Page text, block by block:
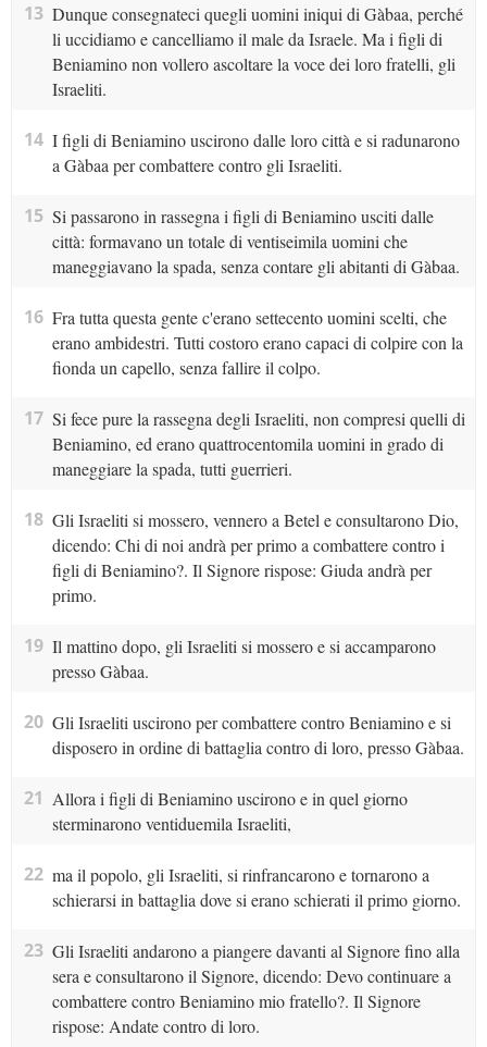
13 Dunque consegnateci quegli uomini iniqui di Gàbaa, perché
li uccidiamo e cancelliamo il male da Israele. Ma i figli di
Beniamino non vollero ascoltare la voce dei loro fratelli, gli
Israeliti.
14 I figli di Beniamino uscirono dalle loro città e si radunarono
a Gàbaa per combattere contro gli Israeliti.
15 Si passarono in rassegna i figli di Beniamino usciti dalle
città: formavano un totale di ventiseimila uomini che
maneggiavano la spada, senza contare gli abitanti di Gàbaa.
16 Fra tutta questa gente c'erano settecento uomini scelti, che
erano ambidestri. Tutti costoro erano capaci di colpire con la
fionda un capello, senza fallire il colpo.
17 Si fece pure la rassegna degli Israeliti, non compresi quelli di
Beniamino, ed erano quattrocentomila uomini in grado di
maneggiare la spada, tutti guerrieri.
18 Gli Israeliti si mossero, vennero a Betel e consultarono Dio,
dicendo: Chi di noi andrà per primo a combattere contro i
figli di Beniamino?. Il Signore rispose: Giuda andrà per
primo.
19 Il mattino dopo, gli Israeliti si mossero e si accamparono
presso Gàbaa.
20 Gli Israeliti uscirono per combattere contro Beniamino e si
disposero in ordine di battaglia contro di loro, presso Gàbaa.
21 Allora i figli di Beniamino uscirono e in quel giorno
sterminarono ventiduemila Israeliti,
22 ma il popolo, gli Israeliti, si rinfrancarono e tornarono a
schierarsi in battaglia dove si erano schierati il primo giorno.
23 Gli Israeliti andarono a piangere davanti al Signore fino alla
sera e consultarono il Signore, dicendo: Devo continuare a
combattere contro Beniamino mio fratello?. Il Signore
rispose: Andate contro di loro.